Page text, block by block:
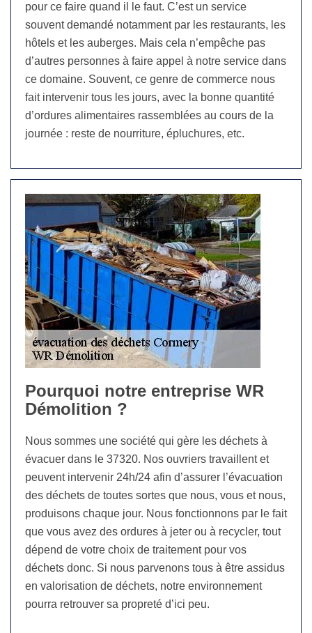
pour ce faire quand il le faut. C’est un service
souvent demandé notamment par les restaurants, les
hôtels et les auberges. Mais cela n’empêche pas
d’autres personnes à faire appel à notre service dans
ce domaine. Souvent, ce genre de commerce nous
fait intervenir tous les jours, avec la bonne quantité
d’ordures alimentaires rassemblées au cours de la
journée : reste de nourriture, épluchures, etc.
Pourquoi notre entreprise WR
Démolition ?
Nous sommes une société qui gère les déchets à
évacuer dans le 37320. Nos ouvriers travaillent et
peuvent intervenir 24h/24 afin d’assurer l’évacuation
des déchets de toutes sortes que nous, vous et nous,
produisons chaque jour. Nous fonctionnons par le fait
que vous avez des ordures à jeter ou à recycler, tout
dépend de votre choix de traitement pour vos
déchets donc. Si nous parvenons tous à être assidus
en valorisation de déchets, notre environnement
pourra retrouver sa propreté d’ici peu.